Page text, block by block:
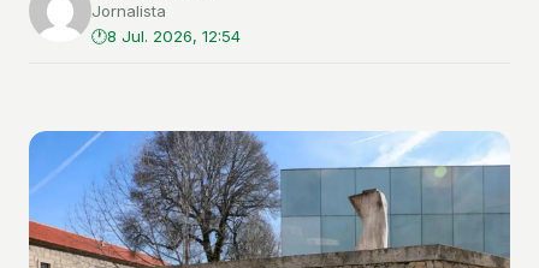
Jornalista
8 Jul. 2026, 12:54